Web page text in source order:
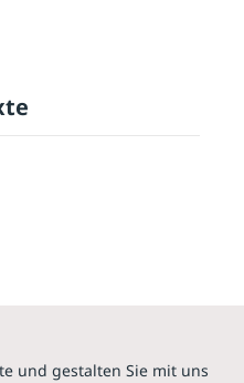
und gestalten Sie mit uns